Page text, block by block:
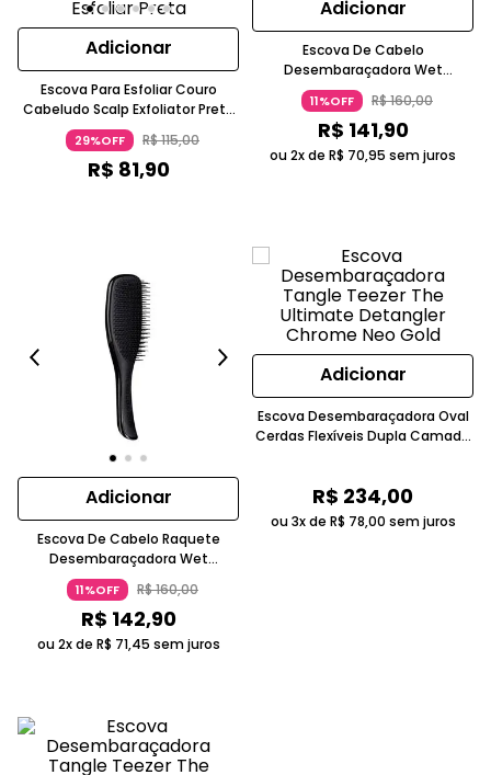
Adicionar
Escova Para Esfoliar Couro
Cabeludo Scalp Exfoliator Preta
Tangle Teezer
29%OFF R$115,00
R$ 81,90
Adicionar
Escova De Cabelo
Desembaraçadora Wet
Detangler Rosa Tangle Teezer
11%OFF R$160,00
R$ 141,90
ou 2x de R$ 70,95 sem juros
Adicionar
Escova De Cabelo Raquete
Desembaraçadora Wet
Detangler Preta Tangle Teezer
11%OFF R$160,00
R$ 142,90
ou 2x de R$ 71,45 sem juros
Adicionar
Escova Desembaraçadora Oval
Cerdas Flexíveis Dupla Camada
R$ 234,00
ou 3x de R$ 78,00 sem juros